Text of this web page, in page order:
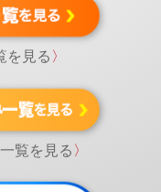
を見る 〉
覧を見る 〉